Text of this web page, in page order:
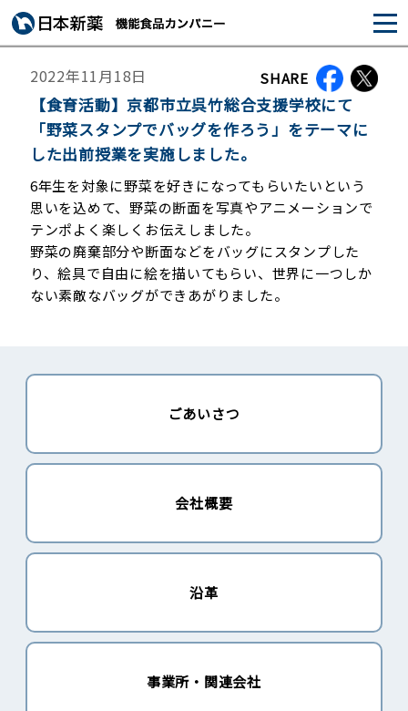
2022年11月18日 SHARE
【食育活動】京都市立呉竹総合支援学校にて
「野菜スタンプでバッグを作ろう」をテーマに
した出前授業を実施しました。
6年生を対象に野菜を好きになってもらいたいという
思いを込めて、野菜の断面を写真やアニメーションで
テンポよく楽しくお伝えしました。
野菜の廃棄部分や断面などをバッグにスタンプした
り、絵具で自由に絵を描いてもらい、世界に一つしか
ない素敵なバッグができあがりました。
ごあいさつ
会社概要
沿革
事業所・関連会社